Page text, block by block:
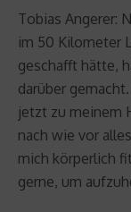
Tobias Angerer:
im 50 Kilometer
geschafft hätte,
darüber
jetzt zu meinem
nach wie vor
mich körperlich
gerne, um